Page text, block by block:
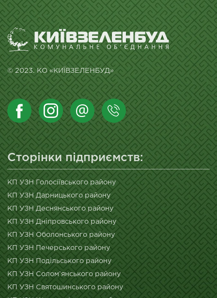
© 2023. КО «КИЇВЗЕЛЕНБУД»
Сторінки підприємств:
КП УЗН Голосіївського району
КП УЗН Дарницького району
КП УЗН Деснянського району
КП УЗН Дніпровського району
КП УЗН Оболонського району
КП УЗН Печерського району
КП УЗН Подільського району
КП УЗН Солом’янського району
КП УЗН Святошинського району